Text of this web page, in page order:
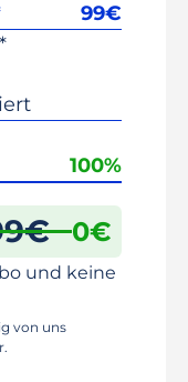
99€
100%
€ 0€
und keine
von uns